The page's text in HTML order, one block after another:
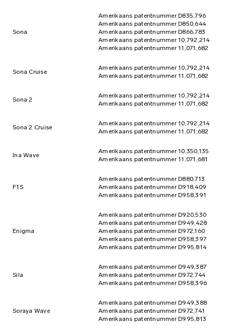
Sona
Amerikaans patentnummer D835,796
Amerikaans patentnummer D850,644
Amerikaans patentnummer D866,783
Amerikaans patentnummer 10,792,214
Amerikaans patentnummer 11,071,682
Sona Cruise
Amerikaans patentnummer 10,792,214
Amerikaans patentnummer 11,071,682
Sona 2
Amerikaans patentnummer 10,792,214
Amerikaans patentnummer 11,071,682
Sona 2 Cruise
Amerikaans patentnummer 10,792,214
Amerikaans patentnummer 11,071,682
Ina Wave
Amerikaans patentnummer 10,350,135
Amerikaans patentnummer 11,071,681
F1S
Amerikaans patentnummer D880,713
Amerikaans patentnummer D918,409
Amerikaans patentnummer D958,391
Enigma
Amerikaans patentnummer D920,530
Amerikaans patentnummer D949,428
Amerikaans patentnummer D972,160
Amerikaans patentnummer D958,397
Amerikaans patentnummer D995,814
Sila
Amerikaans patentnummer D949,387
Amerikaans patentnummer D972,744
Amerikaans patentnummer D958,396
Soraya Wave
Amerikaans patentnummer D949,388
Amerikaans patentnummer D972,741
Amerikaans patentnummer D995,813